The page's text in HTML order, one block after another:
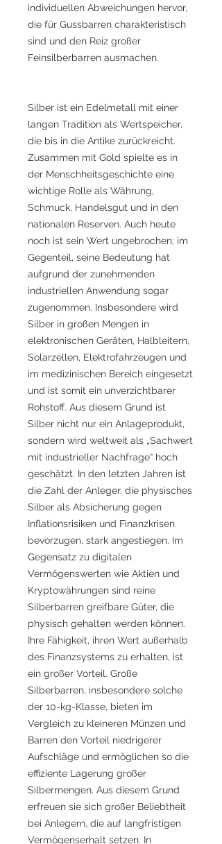
individuellen Abweichungen hervor,
die für Gussbarren charakteristisch
sind und den Reiz großer
Feinsilberbarren ausmachen.
Silber ist ein Edelmetall mit einer
langen Tradition als Wertspeicher,
die bis in die Antike zurückreicht.
Zusammen mit Gold spielte es in
der Menschheitsgeschichte eine
wichtige Rolle als Währung,
Schmuck, Handelsgut und in den
nationalen Reserven. Auch heute
noch ist sein Wert ungebrochen; im
Gegenteil, seine Bedeutung hat
aufgrund der zunehmenden
industriellen Anwendung sogar
zugenommen. Insbesondere wird
Silber in großen Mengen in
elektronischen Geräten, Halbleitern,
Solarzellen, Elektrofahrzeugen und
im medizinischen Bereich eingesetzt
und ist somit ein unverzichtbarer
Rohstoff. Aus diesem Grund ist
Silber nicht nur ein Anlageprodukt,
sondern wird weltweit als „Sachwert
mit industrieller Nachfrage“ hoch
geschätzt. In den letzten Jahren ist
die Zahl der Anleger, die physisches
Silber als Absicherung gegen
Inflationsrisiken und Finanzkrisen
bevorzugen, stark angestiegen. Im
Gegensatz zu digitalen
Vermögenswerten wie Aktien und
Kryptowährungen sind reine
Silberbarren greifbare Güter, die
physisch gehalten werden können.
Ihre Fähigkeit, ihren Wert außerhalb
des Finanzsystems zu erhalten, ist
ein großer Vorteil. Große
Silberbarren, insbesondere solche
der 10-kg-Klasse, bieten im
Vergleich zu kleineren Münzen und
Barren den Vorteil niedrigerer
Aufschläge und ermöglichen so die
effiziente Lagerung großer
Silbermengen. Aus diesem Grund
erfreuen sie sich großer Beliebtheit
bei Anlegern, die auf langfristigen
Vermögenserhalt setzen. In